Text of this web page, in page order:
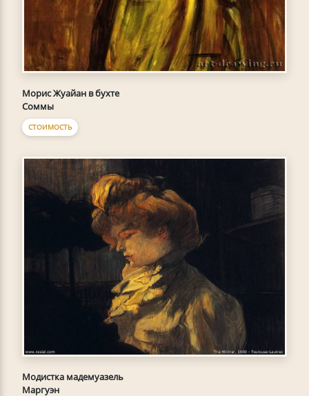
Морис Жуайан в бухте
Соммы
СТОИМОСТЬ
Модистка мадемуазель
Маргуэн